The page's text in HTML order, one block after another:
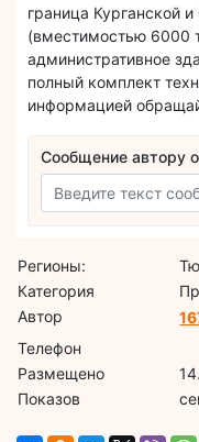
граница Курганской
(вместимостью 6000
административное
полный комплект
информацией
Сообщение автору
Регионы:
Категория
Автор
Телефон
Размещено
Показов